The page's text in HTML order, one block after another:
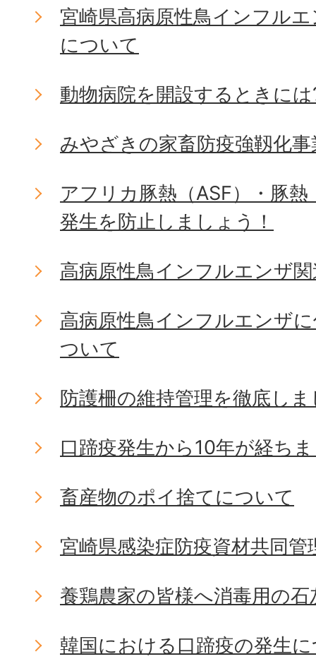
宮崎県高病原性鳥インフル
について
動物病院を開設するときには
みやざきの家畜防疫強靱化事
アフリカ豚熱（ASF）・豚
発生を防止しましょう！
高病原性鳥インフルエンザ
高病原性鳥インフルエンザ
ついて
防護柵の維持管理を徹底し
口蹄疫発生から10年が経ち
畜産物のポイ捨てについて
宮崎県感染症防疫資材共同管
養鶏農家の皆様へ消毒用の
韓国における口蹄疫の発生